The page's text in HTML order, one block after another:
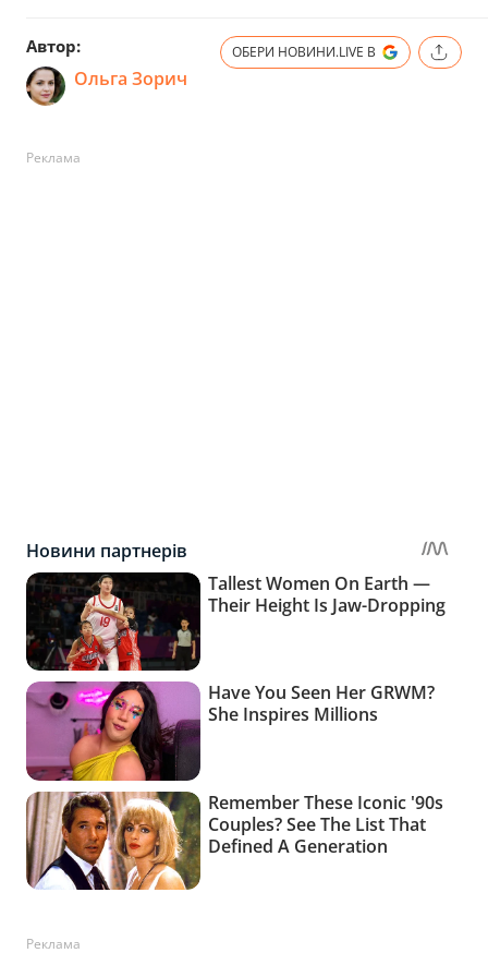
Автор:
Ольга Зорич
ОБЕРИ НОВИНИ.LIVE В
Реклама
Реклама